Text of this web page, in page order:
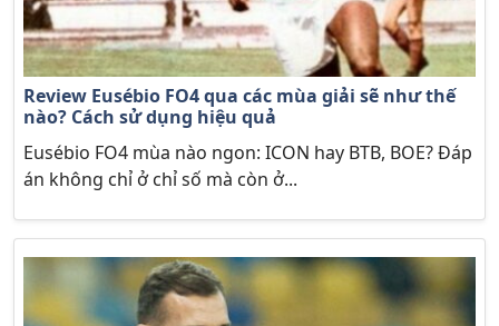
Review Eusébio FO4 qua các mùa giải sẽ như thế
nào? Cách sử dụng hiệu quả
Eusébio FO4 mùa nào ngon: ICON hay BTB, BOE? Đáp
án không chỉ ở chỉ số mà còn ở...